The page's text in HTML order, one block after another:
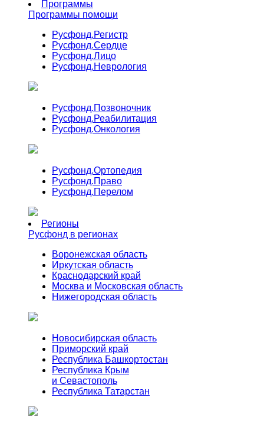
Программы
Программы помощи
Русфонд.Регистр
Русфонд.Сердце
Русфонд.Лицо
Русфонд.Неврология
Русфонд.Позвоночник
Русфонд.Реабилитация
Русфонд.Онкология
Русфонд.Ортопедия
Русфонд.Право
Русфонд.Перелом
Регионы
Русфонд в регионах
Воронежская область
Иркутская область
Краснодарский край
Москва и Московская область
Нижегородская область
Новосибирская область
Приморский край
Республика Башкортостан
Республика Крым
и Севастополь
Республика Татарстан